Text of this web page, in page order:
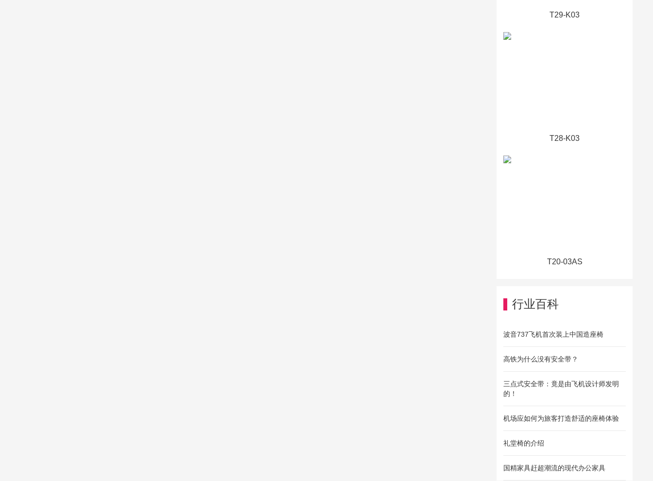
T29-K03
T28-K03
T20-03AS
行业百科
波音737飞机首次装上中国造座椅
高铁为什么没有安全带？
三点式安全带：竟是由飞机设计师发明
的！
机场应如何为旅客打造舒适的座椅体验
礼堂椅的介绍
国精家具赶超潮流的现代办公家具